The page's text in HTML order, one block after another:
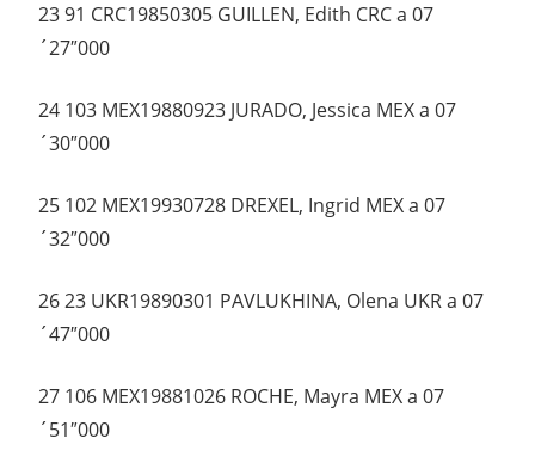
23 91 CRC19850305 GUILLEN, Edith CRC a 07
´27″000
24 103 MEX19880923 JURADO, Jessica MEX a 07
´30″000
25 102 MEX19930728 DREXEL, Ingrid MEX a 07
´32″000
26 23 UKR19890301 PAVLUKHINA, Olena UKR a 07
´47″000
27 106 MEX19881026 ROCHE, Mayra MEX a 07
´51″000